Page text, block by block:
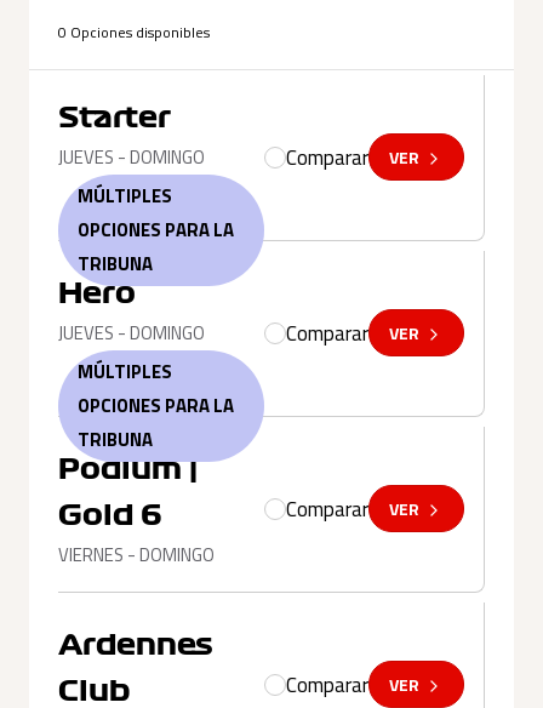
0 Opciones disponibles
Starter
JUEVES - DOMINGO
MÚLTIPLES
OPCIONES PARA LA
TRIBUNA
Comparar VER
Hero
JUEVES - DOMINGO
MÚLTIPLES
OPCIONES PARA LA
TRIBUNA
Comparar VER
Podium |
Gold 6
VIERNES - DOMINGO
Comparar VER
Ardennes
Club
Comparar VER